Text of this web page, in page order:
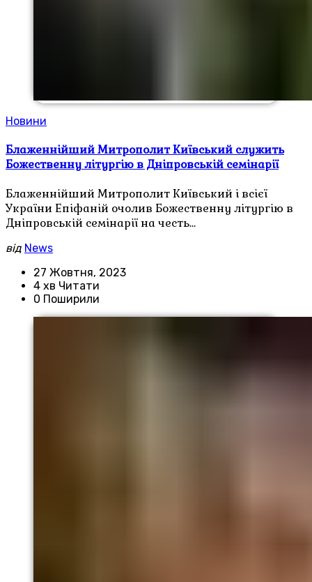
Новини
Блаженнійший Митрополит Київський служить
Божественну літургію в Дніпровській семінарії
Блаженнійший Митрополит Київський і всієї
України Епіфаній очолив Божественну літургію в
Дніпровській семінарії на честь…
від News
27 Жовтня, 2023
4 хв Читати
0 Поширили